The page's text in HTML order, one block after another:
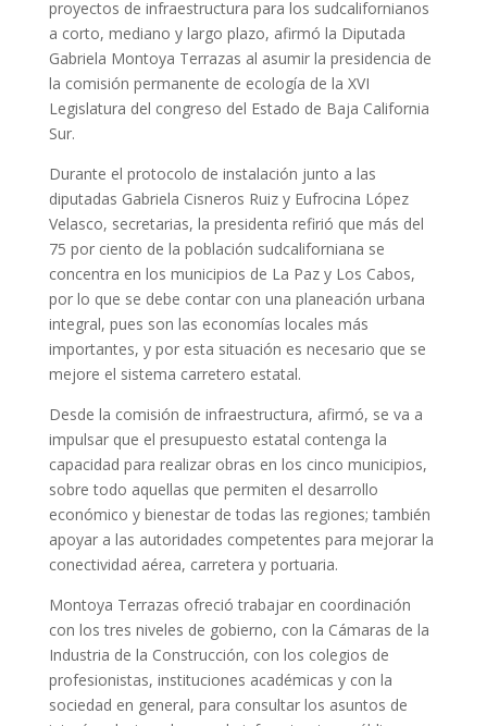
proyectos de infraestructura para los sudcalifornianos
a corto, mediano y largo plazo, afirmó la Diputada
Gabriela Montoya Terrazas al asumir la presidencia de
la comisión permanente de ecología de la XVI
Legislatura del congreso del Estado de Baja California
Sur.
Durante el protocolo de instalación junto a las
diputadas Gabriela Cisneros Ruiz y Eufrocina López
Velasco, secretarias, la presidenta refirió que más del
75 por ciento de la población sudcaliforniana se
concentra en los municipios de La Paz y Los Cabos,
por lo que se debe contar con una planeación urbana
integral, pues son las economías locales más
importantes, y por esta situación es necesario que se
mejore el sistema carretero estatal.
Desde la comisión de infraestructura, afirmó, se va a
impulsar que el presupuesto estatal contenga la
capacidad para realizar obras en los cinco municipios,
sobre todo aquellas que permiten el desarrollo
económico y bienestar de todas las regiones; también
apoyar a las autoridades competentes para mejorar la
conectividad aérea, carretera y portuaria.
Montoya Terrazas ofreció trabajar en coordinación
con los tres niveles de gobierno, con la Cámaras de la
Industria de la Construcción, con los colegios de
profesionistas, instituciones académicas y con la
sociedad en general, para consultar los asuntos de